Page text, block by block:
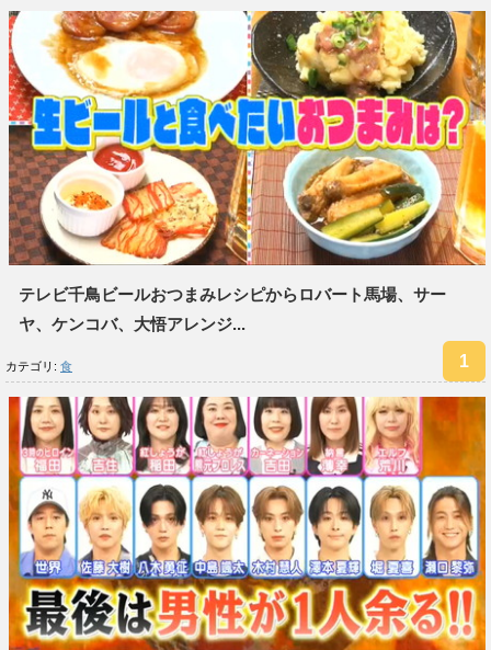
テレビ千鳥ビールおつまみレシピからロバート馬場、サー
ヤ、ケンコバ、大悟アレンジ...
カテゴリ: 食